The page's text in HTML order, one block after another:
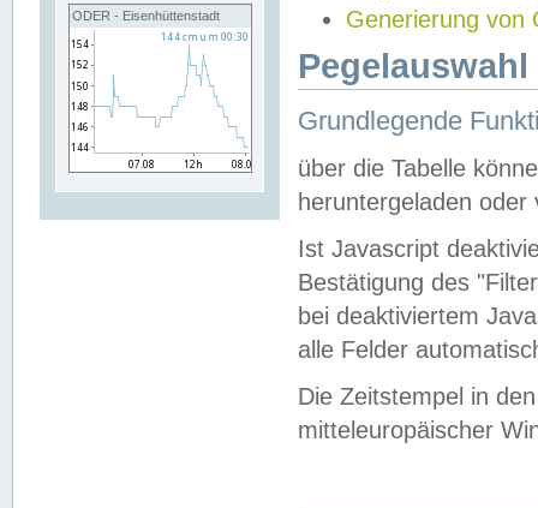
ODER - Eisenhüttenstadt
Generierung von
Grundlegende
über die Tabelle
heruntergeladen oder
Ist Javascript
Bestätigung des
bei deaktiviertem
alle Felder
Die Zeitstempel in
mitteleuropäischer